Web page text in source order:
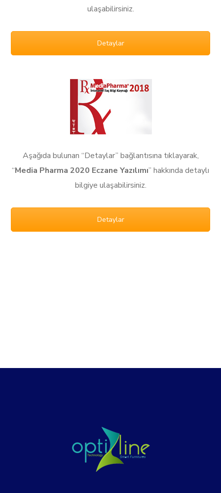
ulaşabilirsiniz.
Detaylar
Aşağıda bulunan “Detaylar” bağlantısına tıklayarak,
“Media Pharma 2020 Eczane Yazılımı” hakkında detaylı
bilgiye ulaşabilirsiniz.
Detaylar